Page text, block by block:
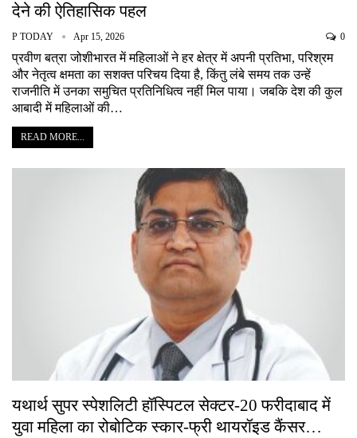
देने की ऐतिहासिक पहल
P TODAY Apr 15, 2026 0
प्रवीण बत्रा जोशीभारत में महिलाओं ने हर क्षेत्र में अपनी प्रतिभा, परिश्रम
और नेतृत्व क्षमता का सशक्त परिचय दिया है, किंतु लंबे समय तक उन्हें
राजनीति में उनका समुचित प्रतिनिधित्व नहीं मिल पाया। जबकि देश की कुल
आबादी में महिलाओं की…
READ MORE...
यथार्थ सुपर स्पेशलिटी हॉस्पिटल सेक्टर-20 फरीदाबाद में
युवा महिला का रोबोटिक स्कार-फ्री थायरॉइड कैंसर…